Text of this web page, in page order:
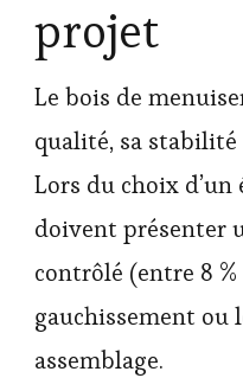
projet
Le bois de
qualité, sa stabilité
Lors du choix d’un
doivent présenter
contrôlé (entre 8
gauchissement ou
assemblage.